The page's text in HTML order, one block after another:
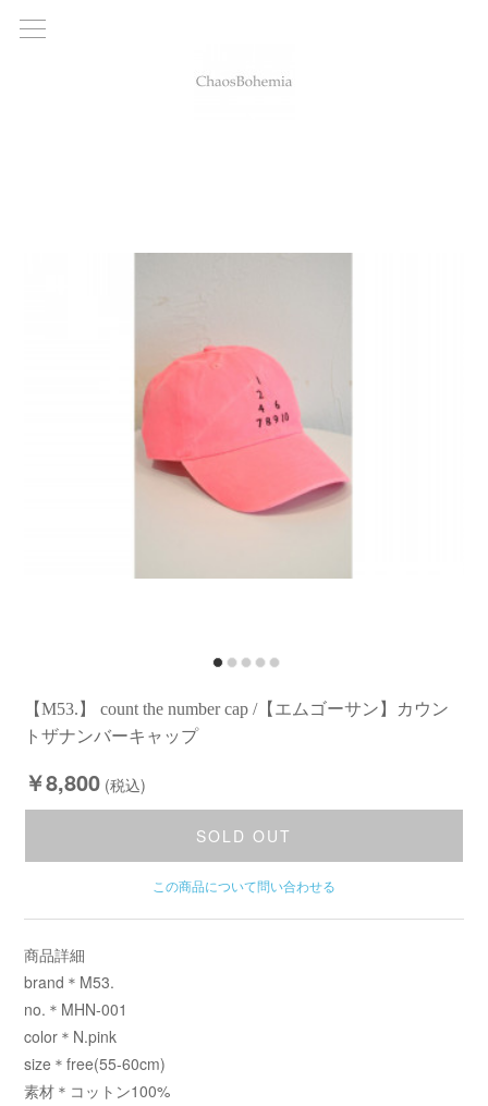
【M53.】 count the number cap /【エムゴーサン】カウン
トザナンバーキャップ
￥8,800 (税込)
SOLD OUT
この商品について問い合わせる
商品詳細
brand＊M53.
no.＊MHN-001
color＊N.pink
size＊free(55-60cm)
素材＊コットン100%